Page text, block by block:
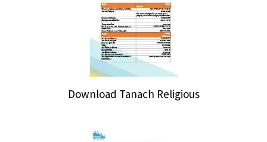
Download Tanach Religious